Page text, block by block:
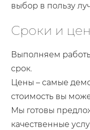
выбор в пользу
Сроки и
Выполняем
срок.
Цены – самые
стоимость вы
Мы готовы
качественные